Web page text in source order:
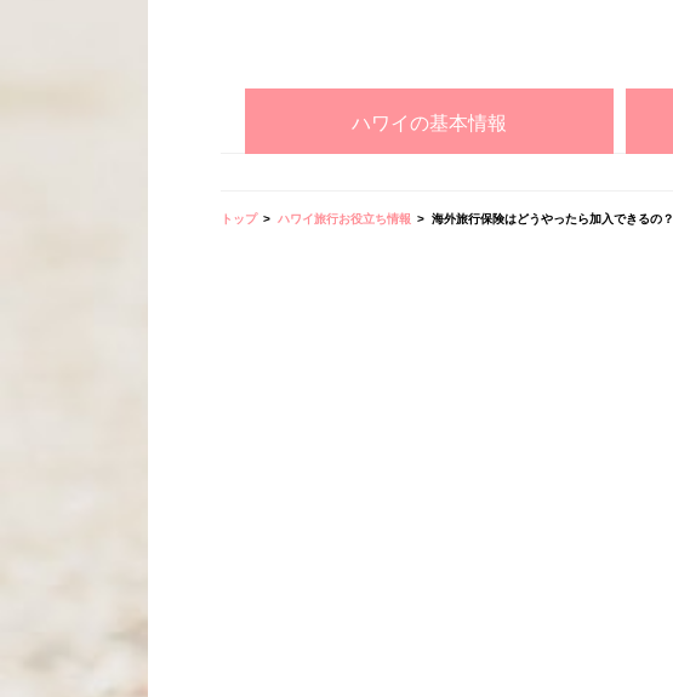
ハワイの基本情報
トップ ハワイ旅行お役立ち情報 海外旅行保険はどうやったら加入できるの？